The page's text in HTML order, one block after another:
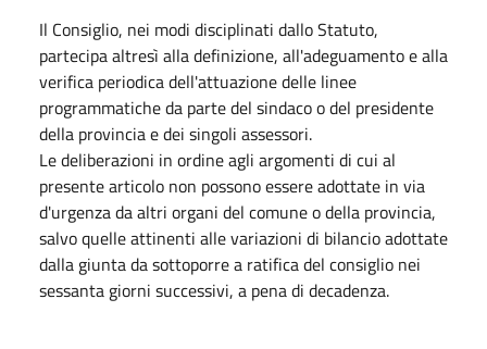
Il Consiglio, nei modi disciplinati dallo Statuto,
partecipa altresì alla definizione, all'adeguamento e alla
verifica periodica dell'attuazione delle linee
programmatiche da parte del sindaco o del presidente
della provincia e dei singoli assessori.
Le deliberazioni in ordine agli argomenti di cui al
presente articolo non possono essere adottate in via
d'urgenza da altri organi del comune o della provincia,
salvo quelle attinenti alle variazioni di bilancio adottate
dalla giunta da sottoporre a ratifica del consiglio nei
sessanta giorni successivi, a pena di decadenza.